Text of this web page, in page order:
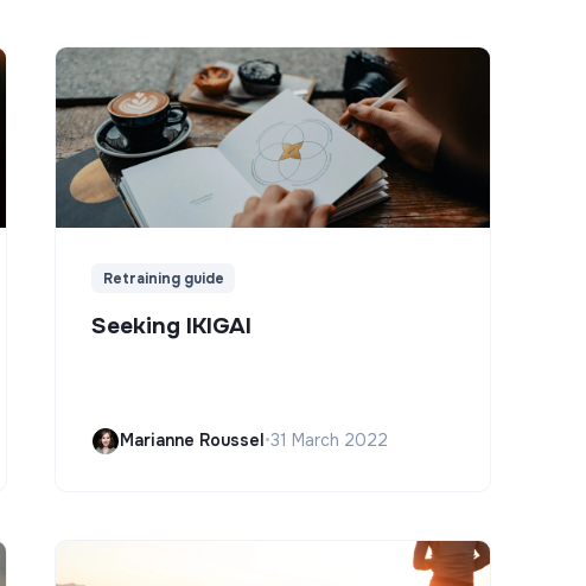
Retraining guide
Seeking IKIGAI
Marianne Roussel•31 March 2022